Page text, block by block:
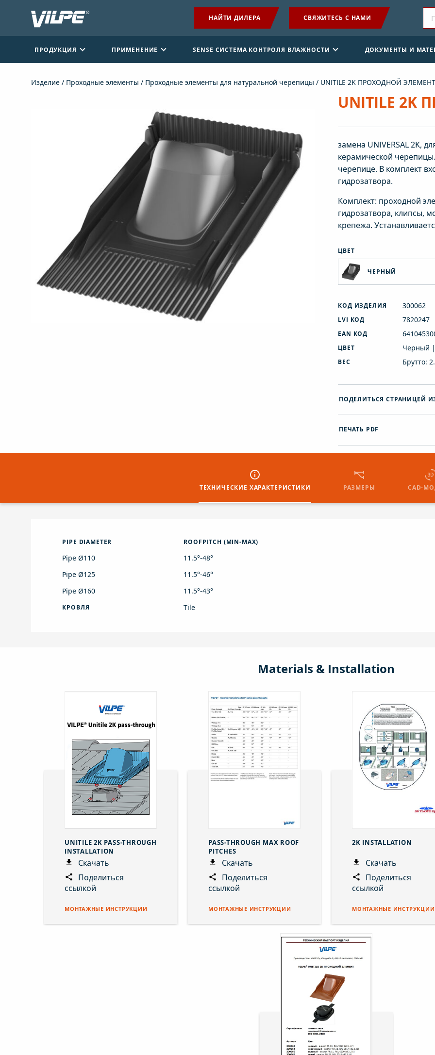
НАЙТИ ДИЛЕРА СВЯЖИТЕСЬ С НАМИ
ПРОДУКЦИЯ ПРИМЕНЕНИЕ SENSE СИСТЕМА КОНТРОЛЯ ВЛАЖНОСТИ ДОКУМЕНТЫ И
НОВОСТИ
О КОМПАНИИ
СВЯЖИТЕСЬ С НАМИ
SV LV
Изделие / Проходные элементы / Проходные элементы для натуральной черепицы / UNITILE 2K ПРОХОДНОЙ
UNITILE
замена UNIVERSAL 2K,
керамической
черепице. В комплект
гидрозатвора.
Комплект: проходной
гидрозатвора, клипсы,
крепежа.
ЦВЕТ
ЧЕРНЫЙ
КОД ИЗДЕЛИЯ 300062
LVI КОД 7820247
EAN КОД
ЦВЕТ Черный |
ВЕС Брутто:
ПОДЕЛИТЬСЯ СТРАНИЦЕЙ
ПЕЧАТЬ PDF
ТЕХНИЧЕСКИЕ ХАРАКТЕРИСТИКИ РАЗМЕРЫ CAD-
PIPE DIAMETER ROOFPITCH (MIN-MAX)
Pipe Ø110
11.5°-48°
Pipe Ø125
11.5°-46°
Pipe Ø160
11.5°-43°
КРОВЛЯ Tile
Materials & Installation
UNITILE 2K PASS-THROUGH
INSTALLATION
Скачать
Поделиться
ссылкой
МОНТАЖНЫЕ ИНСТРУКЦИИ
PASS-THROUGH MAX ROOF
PITCHES
Скачать
Поделиться
ссылкой
МОНТАЖНЫЕ ИНСТРУКЦИИ
2K INSTALLATION
Скачать
Поделиться
ссылкой
МОНТАЖНЫЕ ИНСТРУКЦИИ